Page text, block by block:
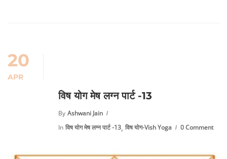
20
APR
विष योग मेष लग्न पार्ट -13
By Ashwani Jain
In विष योग मेष लग्न पार्ट -13, विष योग-Vish Yoga 0 Comment